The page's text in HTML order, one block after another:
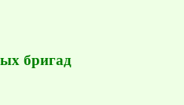
бригад